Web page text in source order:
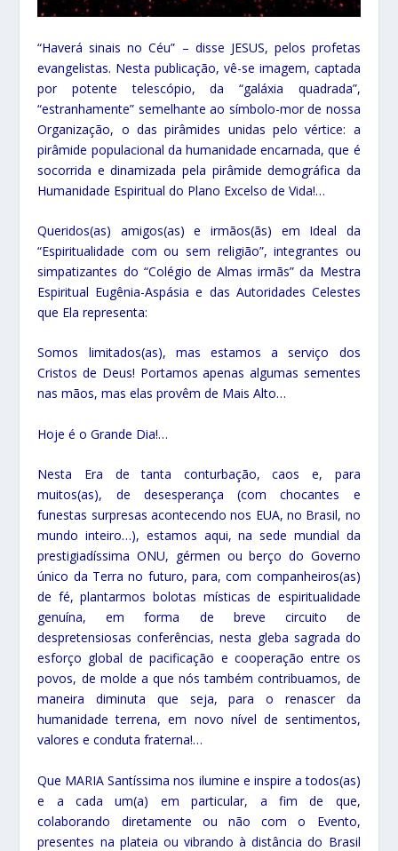
“Haverá sinais no Céu” – disse JESUS, pelos profetas
evangelistas. Nesta publicação, vê-se imagem, captada
por potente telescópio, da “galáxia quadrada”,
“estranhamente” semelhante ao símbolo-mor de nossa
Organização, o das pirâmides unidas pelo vértice: a
pirâmide populacional da humanidade encarnada, que é
socorrida e dinamizada pela pirâmide demográfica da
Humanidade Espiritual do Plano Excelso de Vida!…
Queridos(as) amigos(as) e irmãos(ãs) em Ideal da
“Espiritualidade com ou sem religião”, integrantes ou
simpatizantes do “Colégio de Almas irmãs” da Mestra
Espiritual Eugênia-Aspásia e das Autoridades Celestes
que Ela representa:
Somos limitados(as), mas estamos a serviço dos
Cristos de Deus! Portamos apenas algumas sementes
nas mãos, mas elas provêm de Mais Alto…
Hoje é o Grande Dia!…
Nesta Era de tanta conturbação, caos e, para
muitos(as), de desesperança (com chocantes e
funestas surpresas acontecendo nos EUA, no Brasil, no
mundo inteiro…), estamos aqui, na sede mundial da
prestigiadíssima ONU, gérmen ou berço do Governo
único da Terra no futuro, para, com companheiros(as)
de fé, plantarmos bolotas místicas de espiritualidade
genuína, em forma de breve circuito de
despretensiosas conferências, nesta gleba sagrada do
esforço global de pacificação e cooperação entre os
povos, de molde a que nós também contribuamos, de
maneira diminuta que seja, para o renascer da
humanidade terrena, em novo nível de sentimentos,
valores e conduta fraterna!…
Que MARIA Santíssima nos ilumine e inspire a todos(as)
e a cada um(a) em particular, a fim de que,
colaborando diretamente ou não com o Evento,
presentes na plateia ou vibrando à distância do Brasil